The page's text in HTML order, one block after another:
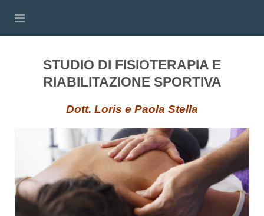
STUDIO DI FISIOTERAPIA E
RIABILITAZIONE SPORTIVA
Dott. Loris e Paola Stella